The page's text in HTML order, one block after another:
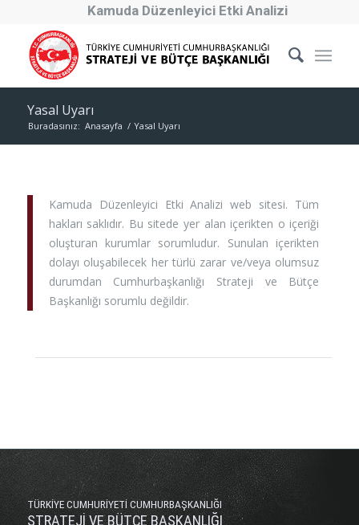
Kamuda Düzenleyici Etki Analizi
Yasal Uyarı
Buradasınız: Anasayfa / Yasal Uyarı
Kamuda Düzenleyici Etki Analizi web sitesi. Tüm
hakları saklıdır. Bu sitede yer alan içerikten o içeriği
oluşturan kurumlar sorumludur. Sunulan içerikten
dolayı oluşabilecek her türlü zarar ve/veya olumsuz
durumdan Cumhurbaşkanlığı Strateji ve Bütçe
Başkanlığı sorumlu değildir.
TÜRKİYE CUMHURİYETİ CUMHURBAŞKANLIĞI
STRATEJİ VE BÜTÇE BAŞKANLIĞI